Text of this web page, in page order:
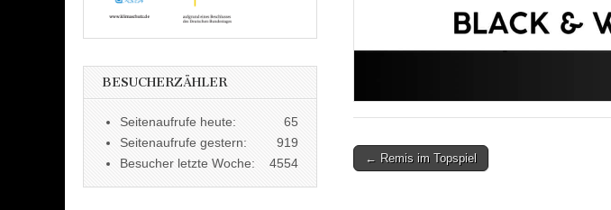
Post
← Remis im Topspiel
BESUCHERZÄHLER
65
Seitenaufrufe heute:
919
Seitenaufrufe gestern:
4554
Besucher letzte Woche: